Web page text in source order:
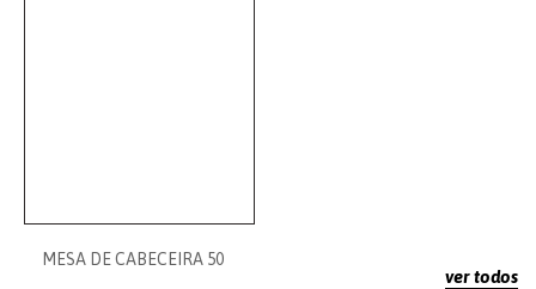
ver todos
MESA DE CABECEIRA 50